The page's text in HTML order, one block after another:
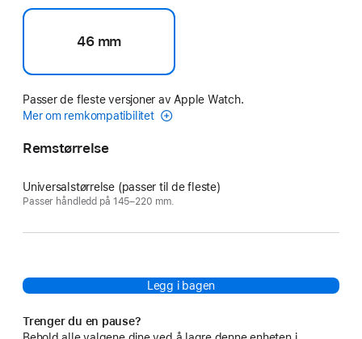
46 mm
Passer de fleste versjoner av Apple Watch.
Mer om remkompatibilitet
Remstørrelse
Universalstørrelse (passer til de fleste)
Passer håndledd på 145–220 mm.
Legg i bagen
Trenger du en pause?